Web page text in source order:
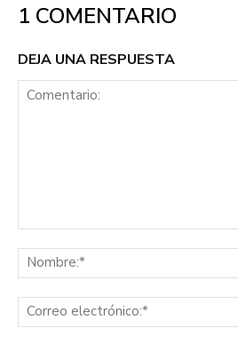
1 COMENTARIO
DEJA UNA RESPUESTA